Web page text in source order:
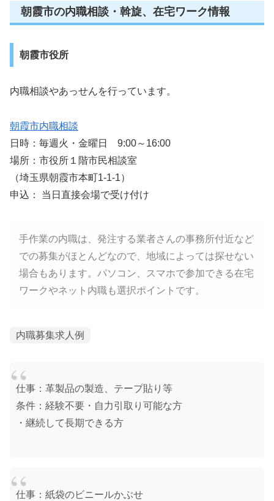
朝霞市の内職相談・斡旋、在宅ワーク情報
朝霞市役所
内職相談やあっせんを行っています。
朝霞市内職相談
日時：毎週火・金曜日 9:00～16:00
場所：市役所１階市民相談室
（埼玉県朝霞市本町1-1-1）
申込： 当日直接会場で受け付け
手作業の内職は、発注する業者さんの事務所付近など
での募集がほとんどなので、地域によっては探せない
場合もあります。パソコン、スマホで参加できる在宅
ワークやネット内職も選択ポイントです。
内職募集求人例
仕事：革製品の製造、テープ貼り等
条件：経験不要・自力引取り可能な方
・継続して長期できる方
仕事：紙袋のビニールかぶせ